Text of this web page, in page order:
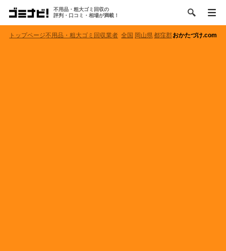
不用品・粗大ゴミ回収の
評判・口コミ・相場が満載！
トップページ不用品・粗大ゴミ回収業者 全国 岡山県都窪郡おかたづけ.com